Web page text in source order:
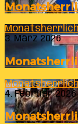
3. März 2026
4. Februar 2026